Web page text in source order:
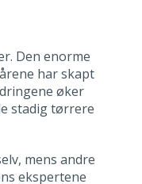
Den enorme
har skapt
øker
stadig tørrere
mens andre
ekspertene